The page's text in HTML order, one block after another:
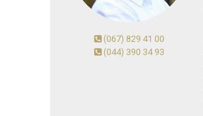
(067) 829 41 00
(044) 390 34 93